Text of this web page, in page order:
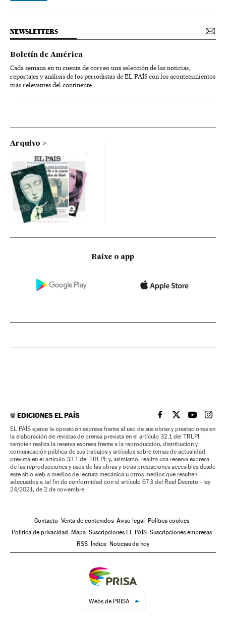
NEWSLETTERS
Boletín de América
Cada semana en tu cuenta de correo una selección de las noticias,
reportajes y análisis de los periodistas de EL PAÍS con los acontecimientos
más relevantes del continente.
Arquivo
Baixe o app
©EDICIONES EL PAÍS EL PAÍS BRASIL EN
EL PAÍSEL PAÍS
EL
EL PAÍS ejerce la oposición expresa frente al uso de sus obras y prestaciones en
la elaboración de revistas de prensa prevista en el artículo 32.1 del TRLPI;
también realiza la reserva expresa frente a la reproducción, distribución y
comunicación pública de sus trabajos y artículos sobre temas de actualidad
prevista en el artículo 33.1 del TRLPI; y, asimismo, realiza una reserva expresa
de las reproducciones y usos de las obras y otras prestaciones accesibles desde
este sitio web a medios de lectura mecánica u otros medios que resulten
adecuados a tal fin de conformidad con el artículo 67.3 del Real Decreto - ley
24/2021, de 2 de noviembre
Contacto Venta de contenidos Aviso legal Política cookies
Política de privacidad Mapa Suscripciones EL PAÍS Suscripciones empresas
RSS Índice Noticias de hoy
Webs de PRISA